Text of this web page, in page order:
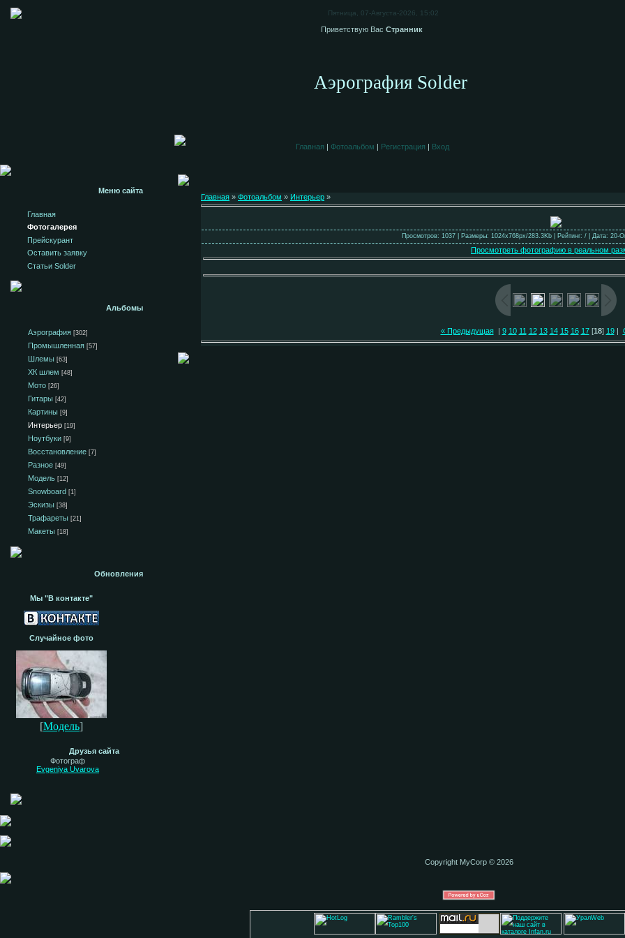
Пятница, 07-Августа-2026, 15:02
Приветствую Вас Странник
Аэрография Solder
Главная | Фотоальбом | Регистрация | Вход
Меню сайта
Главная
Фотогалерея
Прейскурант
Оставить заявку
Статьи Solder
Альбомы
Аэрография [302]
Промышленная [57]
Шлемы [63]
ХК шлем [48]
Мото [26]
Гитары [42]
Картины [9]
Интерьер [19]
Ноутбуки [9]
Восстановление [7]
Разное [49]
Модель [12]
Snowboard [1]
Эскизы [38]
Трафареты [21]
Макеты [18]
Обновления
Мы "В контакте"
Случайное фото
[Модель]
Друзья сайта
Фотограф
Evgeniya Uvarova
Главная » Фотоальбом » Интерьер »
Просмотров: 1037 | Размеры: 1024x768px/283.3Kb | Рейтинг: / | Дата: 20-
Просмотреть фотографию в реальном
« Предыдущая| 9 10 11 12 13 14 15 16 17[18] 19|
Copyright MyCorp © 2026